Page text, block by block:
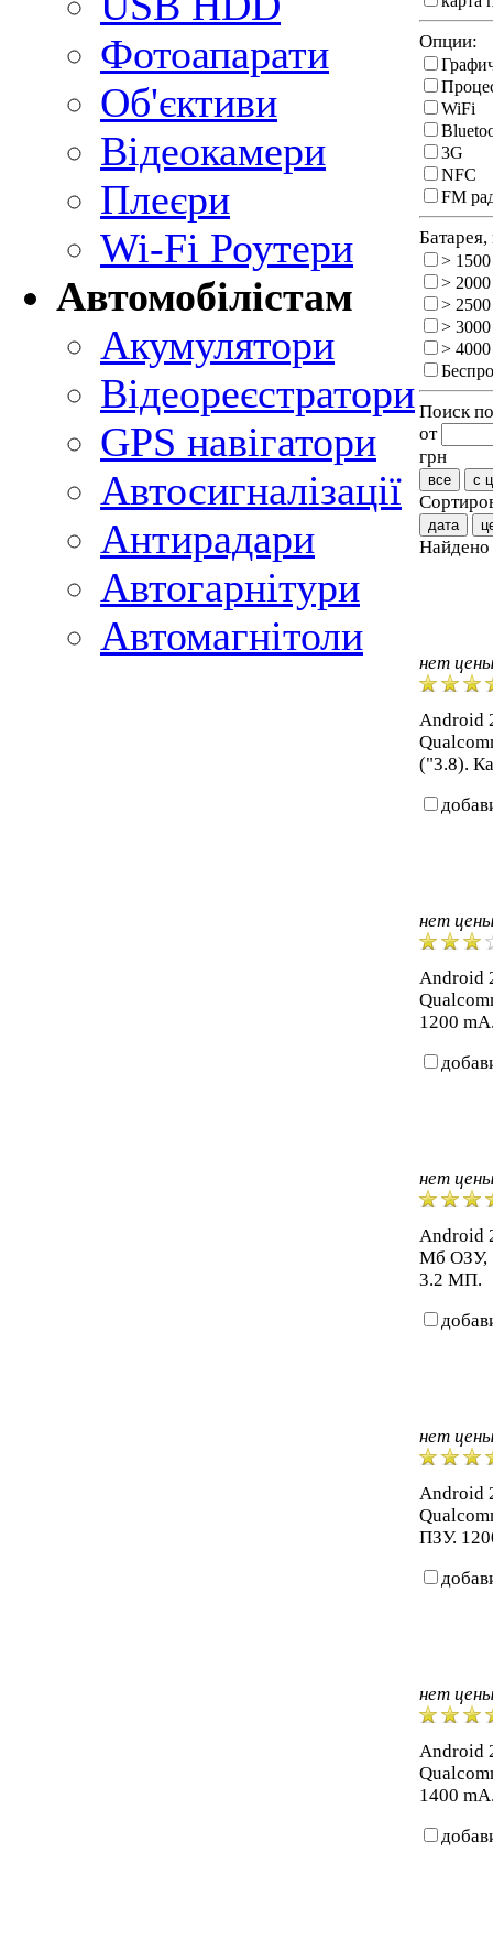
Фотоапарати
Об'єктиви
Відеокамери
Плеєри
Wi-Fi Роутери
Автомобілістам
Акумулятори
Відеореєстратори
GPS навігатори
Автосигналізації
Антирадари
Автогарнітури
Автомагнітоли
Опции:
WiFi
3G
NFC
FM
> 1500
> 2000
> 2500
> 3000
> 4000
Поиск
от
грн
все с
дата
Найдено
нет
Android
("3.8).
нет
Android
1200
нет
Android
Мб ОЗУ,
3.2 МП.
нет
Android
ПЗУ.
нет
Android
1400